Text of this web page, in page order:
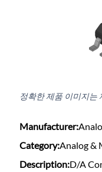
정확한 제품 이미지는
Manufacturer:
Category:Analog &
Description:D/A